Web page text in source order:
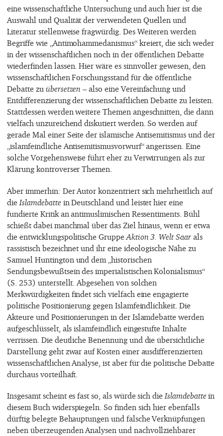
eine wissenschaftliche Untersuchung und auch hier ist die
Auswahl und Qualität der verwendeten Quellen und
Literatur stellenweise fragwürdig. Des Weiteren werden
Begriffe wie „Antimohammedanismus“ kreiert, die sich weder
in der wissenschaftlichen noch in der öffentlichen Debatte
wiederfinden lassen. Hier wäre es sinnvoller gewesen, den
wissenschaftlichen Forschungsstand für die öffentliche
Debatte zu übersetzen – also eine Vereinfachung und
Entdifferenzierung der wissenschaftlichen Debatte zu leisten.
Stattdessen werden weitere Themen angeschnitten, die dann
vielfach unzureichend diskutiert werden. So werden auf
gerade Mal einer Seite der islamische Antisemitismus und der
„islamfeindliche Antisemitismusvorwurf“ angerissen. Eine
solche Vorgehensweise führt eher zu Verwirrungen als zur
Klärung kontroverser Themen.
Aber immerhin: Der Autor konzentriert sich mehrheitlich auf
die Islamdebatte in Deutschland und leistet hier eine
fundierte Kritik an antimuslimischen Ressentiments. Bühl
schießt dabei manchmal über das Ziel hinaus, wenn er etwa
die entwicklungspolitische GruppeAktion 3. Welt Saarals
rassistisch bezeichnet und ihr eine ideologische Nähe zu
Samuel Huntington und dem „historischen
Sendungsbewußtsein des imperialistischen Kolonialismus“
(S. 253) unterstellt. Abgesehen von solchen
Merkwürdigkeiten findet sich vielfach eine engagierte
politische Positionierung gegen Islamfeindlichkeit. Die
Akteure und Positionierungen in der Islamdebatte werden
aufgeschlüsselt, als islamfeindlich eingestufte Inhalte
verrissen. Die deutliche Benennung und die übersichtliche
Darstellung geht zwar auf Kosten einer ausdifferenzierten
wissenschaftlichen Analyse, ist aber für die politische Debatte
durchaus vorteilhaft.
Insgesamt scheint es fast so, als würde sich dieIslamdebatte in
diesem Buch widerspiegeln. So finden sich hier ebenfalls
dürftig belegte Behauptungen und falsche Verknüpfungen
neben überzeugenden Analysen und nachvollziehbarer